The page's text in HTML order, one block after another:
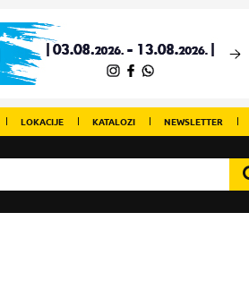
LOKACIJE KATALOZI NEWSLETTER